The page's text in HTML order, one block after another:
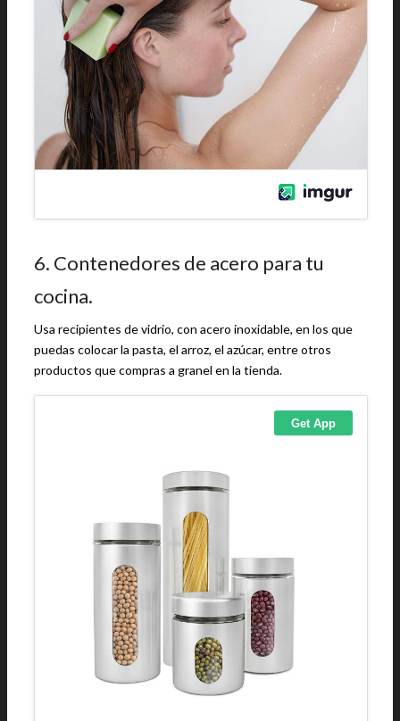
6. Contenedores de acero para tu
cocina.
Usa recipientes de vidrio, con acero inoxidable, en los que
puedas colocar la pasta, el arroz, el azúcar, entre otros
productos que compras a granel en la tienda.